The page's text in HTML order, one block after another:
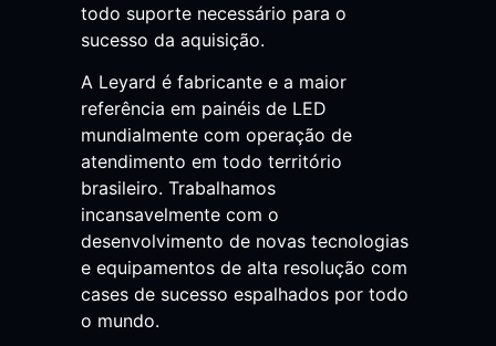
todo suporte necessário para o
sucesso da aquisição.
A Leyard é fabricante e a maior
referência em painéis de LED
mundialmente com operação de
atendimento em todo território
brasileiro. Trabalhamos
incansavelmente com o
desenvolvimento de novas tecnologias
e equipamentos de alta resolução com
cases de sucesso espalhados por todo
o mundo.